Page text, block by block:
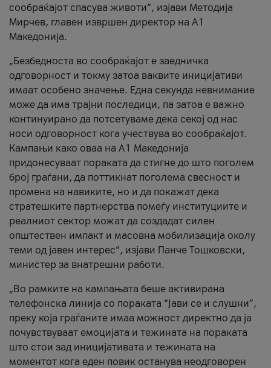
сообраќајот спасува животи“, изјави Методија
Мирчев, главен извршен директор на А1
Македонија.
„Безбедноста во сообраќајот е заедничка
одговорност и токму затоа ваквите иницијативи
имаат особено значење. Една секунда невнимание
може да има трајни последици, па затоа е важно
континуирано да потсетуваме дека секој од нас
носи одговорност кога учествува во сообраќајот.
Кампањи како оваа на A1 Македонија
придонесуваат пораката да стигне до што поголем
број граѓани, да поттикнат поголема свесност и
промена на навиките, но и да покажат дека
стратешките партнерства помеѓу институциите и
реалниот сектор можат да создадат силен
општествен импакт и масовна мобилизација околу
теми од јавен интерес“, изјави Панче Тошковски,
министер за внатрешни работи.
„Во рамките на кампањата беше активирана
телефонска линија со пораката “Јави се и слушни”,
преку која граѓаните имаа можност директно да ја
почувствуваат емоцијата и тежината на пораката
што стои зад иницијативата и тежината на
моментот кога еден повик останува неодговорен